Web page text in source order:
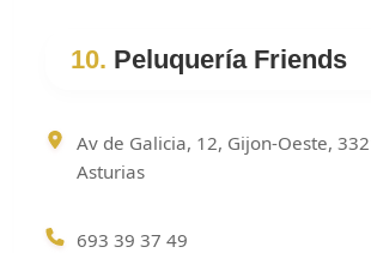
10. Peluquería Friends
Av de Galicia, 12, Gijon-Oeste,
Asturias
693 39 37 49